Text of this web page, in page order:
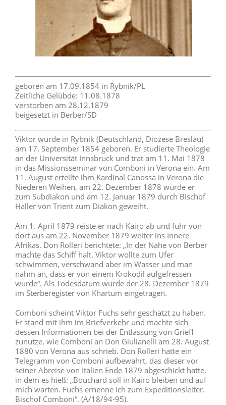
geboren am 17.09.1854 in Rybnik/PL
Zeitliche Gelübde: 11.08.1878
verstorben am 28.12.1879
beigesetzt in Berber/SD
Viktor wurde in Rybnik (Deutschland, Diözese Breslau)
am 17. September 1854 geboren. Er studierte Theologie
an der Universität Innsbruck und trat am 11. Mai 1878
in das Missionsseminar von Comboni in Verona ein. Am
11. August erteilte ihm Kardinal Canossa in Verona die
Niederen Weihen, am 22. Dezember 1878 wurde er
zum Subdiakon und am 12. Januar 1879 durch Bischof
Haller von Trient zum Diakon geweiht.
Am 1. April 1879 reiste er nach Kairo ab und fuhr von
dort aus am 22. November 1879 weiter ins Innere
Afrikas. Don Rolleri berichtete: „In der Nähe von Berber
machte das Schiff halt. Viktor wollte zum Ufer
schwimmen, verschwand aber im Wasser und man
nahm an, dass er von einem Krokodil aufgefressen
wurde“. Als Todesdatum wurde der 28. Dezember 1879
im Sterberegister von Khartum eingetragen.
Comboni scheint Viktor Fuchs sehr geschätzt zu haben.
Er stand mit ihm im Briefverkehr und machte sich
dessen Informationen bei der Entlassung von Grieff
zunutze, wie Comboni an Don Giulianelli am 28. August
1880 von Verona aus schrieb. Don Rolleri hatte ein
Telegramm von Comboni aufbewahrt, das dieser vor
seiner Abreise von Italien Ende 1879 abgeschickt hatte,
in dem es hieß: „Bouchard soll in Kairo bleiben und auf
mich warten. Fuchs ernenne ich zum Expeditionsleiter.
Bischof Comboni“. (A/18/94-95).